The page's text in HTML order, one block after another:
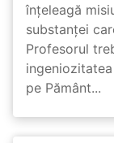
înțeleagă
substanței
Profesorul
pe Pământ...